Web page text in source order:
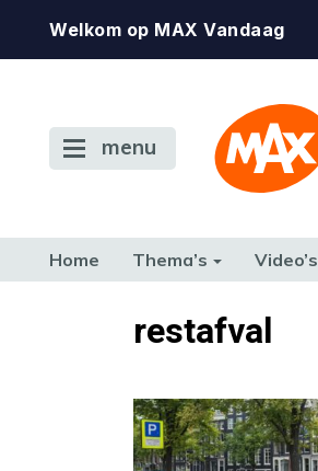
Welkom op MAX Vandaag
menu
Home Thema’s Video’s
TERUG NAAR TOENrestafval